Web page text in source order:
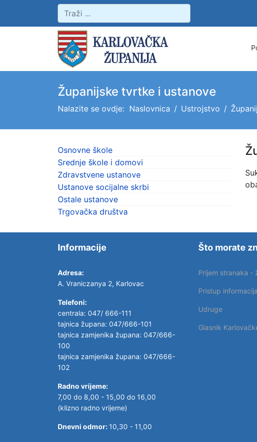
Županijske tvrtke i ustanove
Nalazite se ovdje: Naslovnica Ustrojstvo
Osnovne škole
Srednje škole i domovi
Zdravstvene ustanove
Ustanove socijalne skrbi
Ostale ustanove
Trgovačka društva
Informacije
Adresa:
A. Vraniczanya 2, Karlovac
Telefoni:
centrala: 047/ 666-111
tajnica župana: 047/666-101
tajnica zamjenika župana: 047/666-
100
tajnica zamjenika župana: 047/666-
102
Radno vrijeme:
7,00 do 8,00 - 15,00 do 16,00
(klizno radno vrijeme)
Dnevni odmor: 10,30 - 11,00
Što morate
Prijem stranaka -
Pristup
Udruge
Glasnik